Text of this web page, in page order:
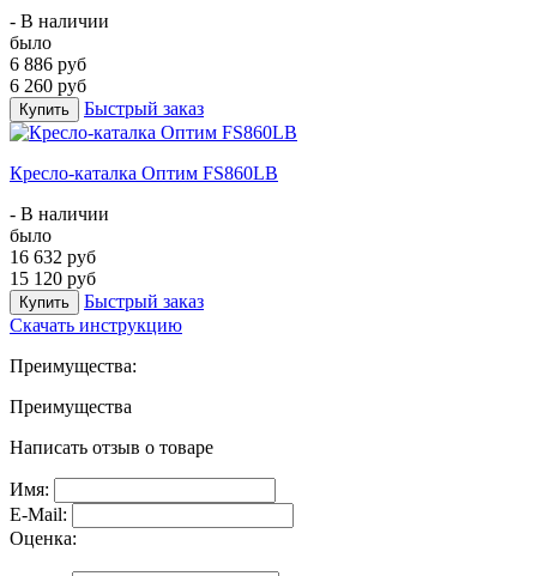
- В наличии
было
6 886 руб
6 260 руб
Купить Быстрый заказ
Кресло-каталка Оптим FS860LB
- В наличии
было
16 632 руб
15 120 руб
Купить
Быстрый заказ
Скачать инструкцию
Преимущества:
Преимущества
Написать отзыв о товаре
Имя:
E-Mail:
Оценка: